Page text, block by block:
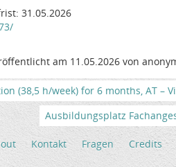
31.05.2026
am 11.05.2026 von
(38,5 h/week) for 6 months, AT –
Ausbildungsplatz
Kontakt Fragen Credits